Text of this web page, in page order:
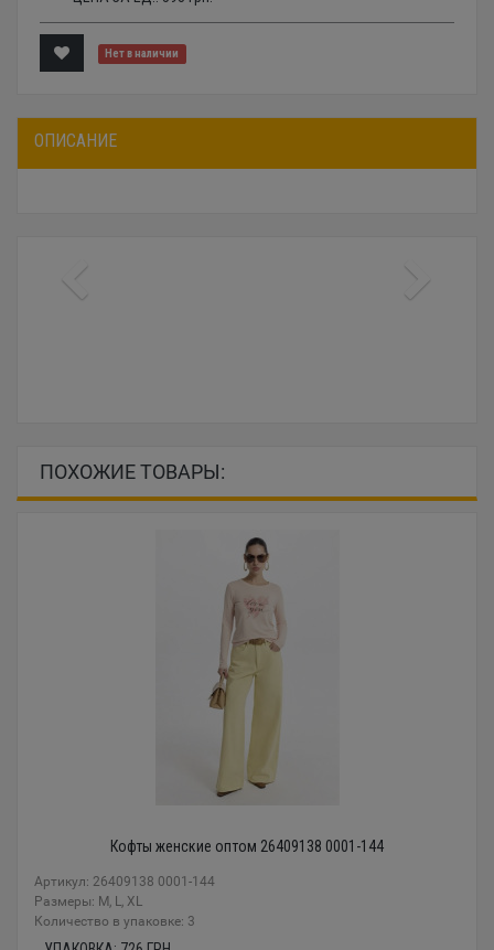
Нет в наличии
ОПИСАНИЕ
ПОХОЖИЕ ТОВАРЫ:
Кофты женские оптом 26409138 0001-144
Артикул: 26409138 0001-144
Размеры: М, L, XL
Количество в упаковке: 3